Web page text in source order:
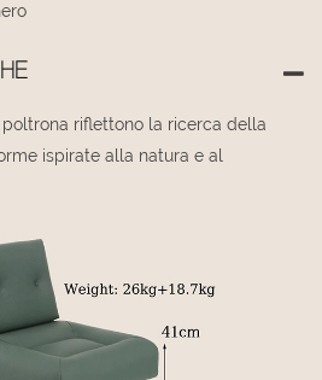
poltrona riflettono la ricerca della
ispirate alla natura e al